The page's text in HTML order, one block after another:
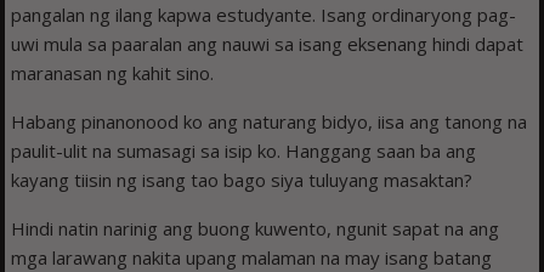
pangalan ng ilang kapwa estudyante. Isang ordinaryong pag-
uwi mula sa paaralan ang nauwi sa isang eksenang hindi dapat
maranasan ng kahit sino.
Habang pinanonood ko ang naturang bidyo, iisa ang tanong na
paulit-ulit na sumasagi sa isip ko. Hanggang saan ba ang
kayang tiisin ng isang tao bago siya tuluyang masaktan?
Hindi natin narinig ang buong kuwento, ngunit sapat na ang
mga larawang nakita upang malaman na may isang batang